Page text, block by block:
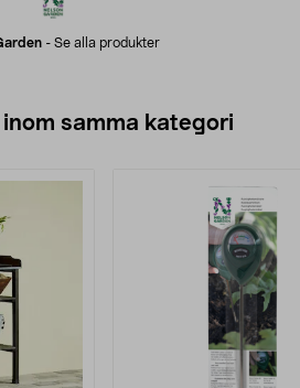
- Se alla produkter
samma kategori